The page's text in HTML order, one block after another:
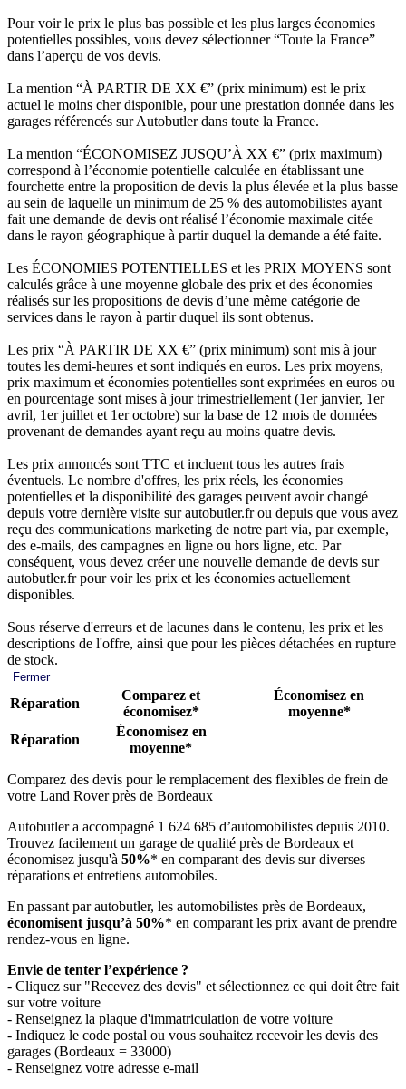
Pour voir le prix le plus bas possible et les plus larges économies
potentielles possibles, vous devez sélectionner “Toute la France”
dans l’aperçu de vos devis.
La mention “À PARTIR DE XX €” (prix minimum) est le prix
actuel le moins cher disponible, pour une prestation donnée dans les
garages référencés sur Autobutler dans toute la France.
La mention “ÉCONOMISEZ JUSQU’À XX €” (prix maximum)
correspond à l’économie potentielle calculée en établissant une
fourchette entre la proposition de devis la plus élevée et la plus basse
au sein de laquelle un minimum de 25 % des automobilistes ayant
fait une demande de devis ont réalisé l’économie maximale citée
dans le rayon géographique à partir duquel la demande a été faite.
Les ÉCONOMIES POTENTIELLES et les PRIX MOYENS sont
calculés grâce à une moyenne globale des prix et des économies
réalisés sur les propositions de devis d’une même catégorie de
services dans le rayon à partir duquel ils sont obtenus.
Les prix “À PARTIR DE XX €” (prix minimum) sont mis à jour
toutes les demi-heures et sont indiqués en euros. Les prix moyens,
prix maximum et économies potentielles sont exprimées en euros ou
en pourcentage sont mises à jour trimestriellement (1er janvier, 1er
avril, 1er juillet et 1er octobre) sur la base de 12 mois de données
provenant de demandes ayant reçu au moins quatre devis.
Les prix annoncés sont TTC et incluent tous les autres frais
éventuels. Le nombre d'offres, les prix réels, les économies
potentielles et la disponibilité des garages peuvent avoir changé
depuis votre dernière visite sur autobutler.fr ou depuis que vous avez
reçu des communications marketing de notre part via, par exemple,
des e-mails, des campagnes en ligne ou hors ligne, etc. Par
conséquent, vous devez créer une nouvelle demande de devis sur
autobutler.fr pour voir les prix et les économies actuellement
disponibles.
Sous réserve d'erreurs et de lacunes dans le contenu, les prix et les
descriptions de l'offre, ainsi que pour les pièces détachées en rupture
de stock.
Fermer
Réparation
Comparez et
économisez*
Économisez en
moyenne*
Réparation
Économisez en
moyenne*
Comparez des devis pour le remplacement des flexibles de frein de
votre Land Rover près de Bordeaux
Autobutler a accompagné 1 624 685 d’automobilistes depuis 2010.
Trouvez facilement un garage de qualité près de Bordeaux et
économisez jusqu'à 50%* en comparant des devis sur diverses
réparations et entretiens automobiles.
En passant par autobutler, les automobilistes près de Bordeaux,
économisent jusqu’à 50%* en comparant les prix avant de prendre
rendez-vous en ligne.
Envie de tenter l’expérience ?
- Cliquez sur "Recevez des devis" et sélectionnez ce qui doit être fait
sur votre voiture
- Renseignez la plaque d'immatriculation de votre voiture
- Indiquez le code postal ou vous souhaitez recevoir les devis des
garages (Bordeaux = 33000)
- Renseignez votre adresse e-mail